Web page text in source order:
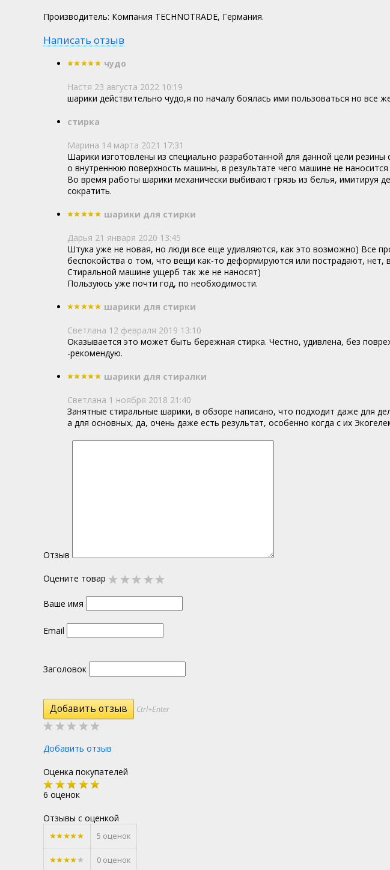
Производитель: Компания TECHNOTRADE, Германия.
Написать отзыв
чудо
Настя 23 августа 2022 10:19
шарики действительно чудо,я по началу боялась ими пользоваться но все
стирка
Марина 14 марта 2021 17:31
Шарики изготовлены из специально разработанной для данной цели
о внутреннюю поверхность машины, в результате чего машине не наносится
Во время работы шарики механически выбивают грязь из белья, имитируя
сократить.
шарики для стирки
Дарья 21 января 2020 13:45
Штука уже не новая, но люди все еще удивляются, как это возможно) Все
беспокойства о том, что вещи как-то деформируются или пострадают, нет,
Стиральной машине ущерб так же не наносят)
Пользуюсь уже почти год, по необходимости.
шарики для стирки
Светлана 12 февраля 2019 13:10
Оказывается это может быть бережная стирка. Честно, удивлена, без
-рекомендую.
шарики для стиралки
Светлана 1 ноября 2018 21:40
Занятные стиральные шарики, в обзоре написано, что подходит даже для
а для основных, да, очень даже есть результат, особенно когда с их
Отзыв
Оцените товар
Ваше имя
Email
Заголовок
Ctrl+Enter
Добавить отзыв
Оценка покупателей
6 оценок
Отзывы с оценкой
5 оценок
0 оценок